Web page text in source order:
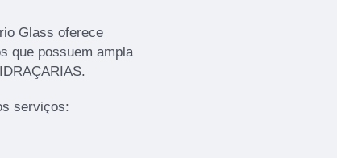
Glass oferece
que possuem ampla
serviços: